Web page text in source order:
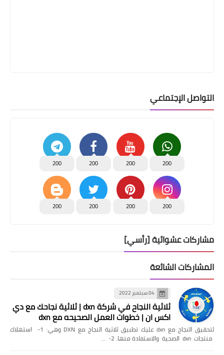
التواصل الإجتماعي
200
200
200
200
200
200
200
200
مشاركات عشوائية [رأسي]
المشاركات الشائعة
04 سبتمبر 2022
ثلاثية النجاح في شركة dxn | ثلاثية نجاحك مع دي
اكس ان | خطوات العمل الصحيحه مع dxn
لتحقيق النجاح مع dxn عليك تطبيق ثلاثية النجاح مع DXN وهي: 1- استهلاك
منتجات dxn الصحية والاستفادة منها. 2- …